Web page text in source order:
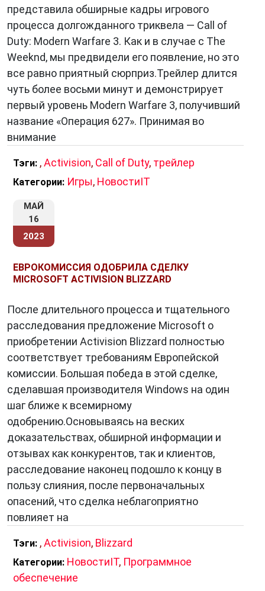
представила обширные кадры игрового
процесса долгожданного триквела — Call of
Duty: Modern Warfare 3. Как и в случае с The
Weeknd, мы предвидели его появление, но это
все равно приятный сюрприз.Трейлер длится
чуть более восьми минут и демонстрирует
первый уровень Modern Warfare 3, получивший
название «Операция 627». Принимая во
внимание
Тэги: ,Activision, Call of Duty, трейлер
Категории: Игры, НовостиIT
МАЙ
16
2023
ЕВРОКОМИССИЯ ОДОБРИЛА СДЕЛКУ
MICROSOFT ACTIVISION BLIZZARD
После длительного процесса и тщательного
расследования предложение Microsoft о
приобретении Activision Blizzard полностью
соответствует требованиям Европейской
комиссии. Большая победа в этой сделке,
сделавшая производителя Windows на один
шаг ближе к всемирному
одобрению.Основываясь на веских
доказательствах, обширной информации и
отзывах как конкурентов, так и клиентов,
расследование наконец подошло к концу в
пользу слияния, после первоначальных
опасений, что сделка неблагоприятно
повлияет на
Тэги: ,Activision, Blizzard
Категории: НовостиIT, Программное
обеспечение